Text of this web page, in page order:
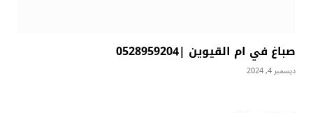
صباغ في ام القيوين |0528959204
ديسمبر 4, 2024